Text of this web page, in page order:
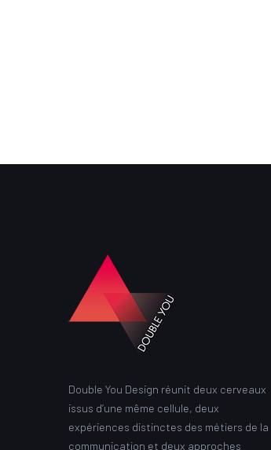
Double You Design réunit deux cerveaux
issus d’une même cellule, deux
expériences distinctes des métiers de la
communication et deux approches